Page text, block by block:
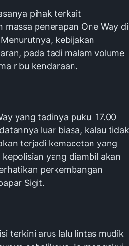
pihak terkait
penerapan One Way di
kebijakan
pada tadi malam volume
ribu kendaraan.
yang tadinya pukul 17.00
luar biasa, kalau tidak
terjadi kemacetan yang
yang diambil akan
perkembangan
Sigit.
terkini arus lalu lintas mudik